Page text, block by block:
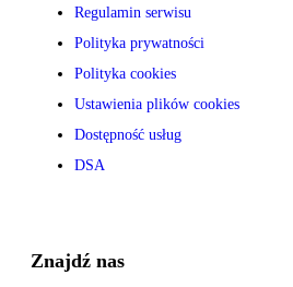
Regulamin serwisu
Polityka prywatności
Polityka cookies
Ustawienia plików cookies
Dostępność usług
DSA
Znajdź nas